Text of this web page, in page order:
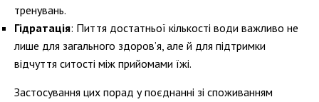
тренувань.
Гідратація: Пиття достатньої кількості води важливо не
лише для загального здоров’я, але й для підтримки
відчуття ситості між прийомами їжі.
Застосування цих порад у поєднанні зі споживанням